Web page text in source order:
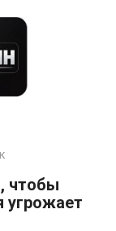
чтобы
угрожает